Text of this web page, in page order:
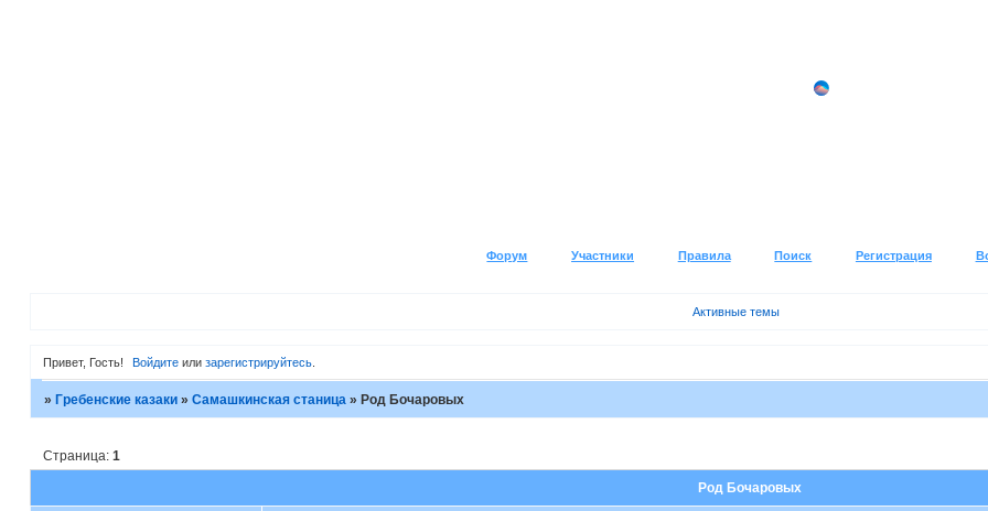
Форум Участники Правила Поиск Регистрация
Активные темы
Привет, Гость! Войдите илизарегистрируйтесь
» Гребенские казаки » Самашкинская станица » Род Бочаровых
Род Бочаровых
Страница: 1